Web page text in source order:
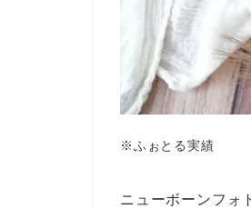
※ふぉとる実績
ニューボーンフォ